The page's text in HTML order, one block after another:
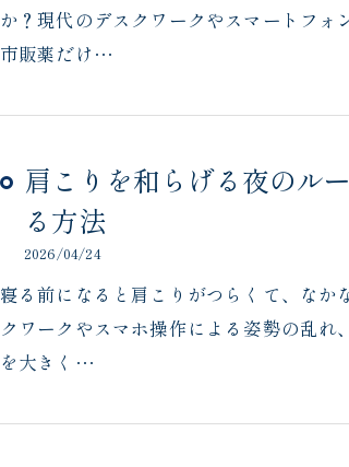
か？現代のデスクワークやスマートフ
市販薬だけ…
肩こりを和らげる夜のル
る方法
2026/04/24
寝る前になると肩こりがつらくて、な
クワークやスマホ操作による姿勢の乱
を大きく…